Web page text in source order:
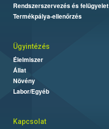
Rendszerszervezés és felügyelet
Termékpálya-ellenőrzés
Ügyintézés
Élelmiszer
Állat
Növény
Labor/Egyéb
Kapcsolat